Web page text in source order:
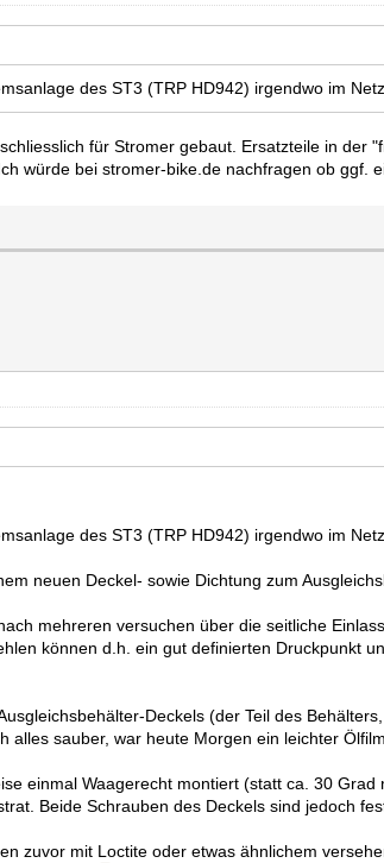
des ST3 (TRP HD942) irgendwo im
für Stromer gebaut. Ersatzteile in
würde bei stromer-bike.de nachfragen ob ggf.
des ST3 (TRP HD942) irgendwo im
neuen Deckel- sowie Dichtung zum
mehreren versuchen über die seitliche
können d.h. ein gut definierten Druckpunkt
Deckels (der Teil des
alles sauber, war heute Morgen ein leichter
einmal Waagerecht montiert (statt ca. 30
Beide Schrauben des Deckels sind jedoch
zuvor mit Loctite oder etwas ähnlichem